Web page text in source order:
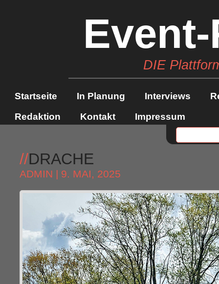
DIE
Startseite In Planung Interviews
Redaktion
Kontakt Impressum
//DRACHE
ADMIN | 9. MAI, 2025